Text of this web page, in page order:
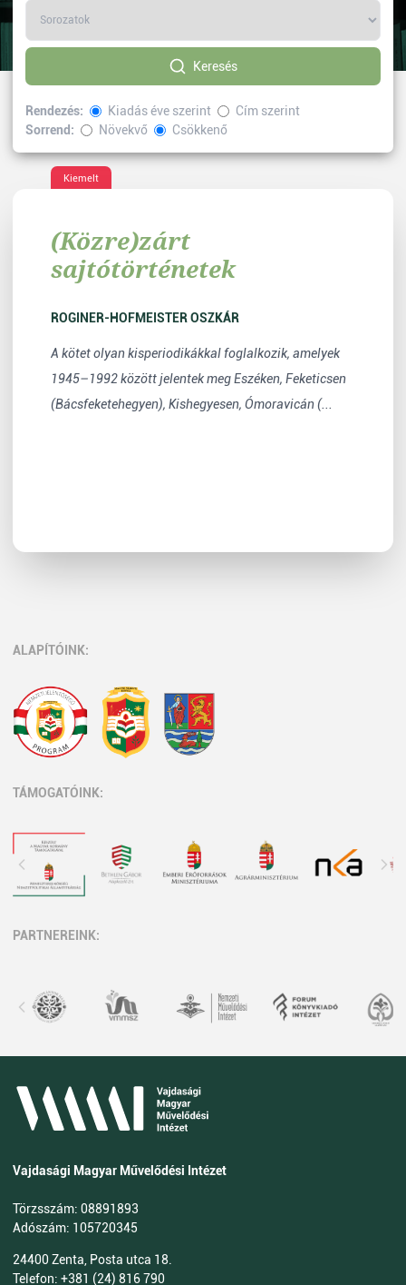
Keresés
Rendezés: Kiadás éve szerint
Cím szerint
Sorrend:
Növekvő Csökkenő
Kiválasztott címke:sajtótörténet
Kiemelt
(Közre)zárt
sajtótörténetek
ROGINER-HOFMEISTER OSZKÁR
A kötet olyan kisperiodikákkal foglalkozik, amelyek
1945–1992 között jelentek meg Eszéken, Feketicsen
(Bácsfeketehegyen), Kishegyesen, Ómoravicán (...
ALAPÍTÓINK:
TÁMOGATÓINK:
PARTNEREINK:
Vajdasági Magyar Művelődési Intézet
Törzsszám: 08891893
Adószám: 105720345
24400 Zenta, Posta utca 18.
Telefon: +381 (24) 816 790